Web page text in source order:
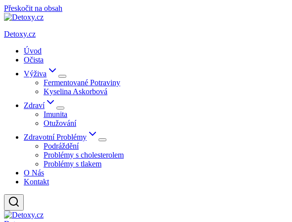
Přeskočit na obsah
Detoxy.cz
Úvod
Očista
Výživa
Fermentované Potraviny
Kyselina Askorbová
Zdraví
Imunita
Otužování
Zdravotní Problémy
Podráždění
Problémy s cholesterolem
Problémy s tlakem
O Nás
Kontakt